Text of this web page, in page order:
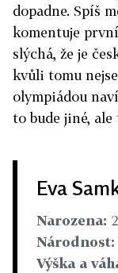
dopadne. Spíš
komentuje
slýchá, že je
kvůli tomu
olympiádou
to bude jiné,
Eva
Narozena:
Národnost:
Výška a